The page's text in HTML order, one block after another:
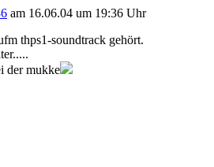
am 16.06.04 um 19:36 Uhr
thps1-soundtrack gehört.
der mukke